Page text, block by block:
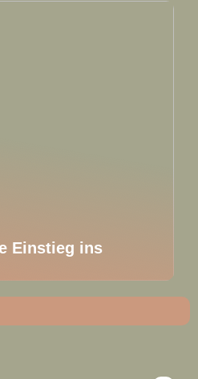
Einstieg ins